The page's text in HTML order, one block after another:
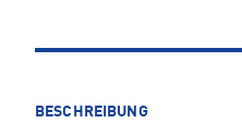
BESCHREIBUNG